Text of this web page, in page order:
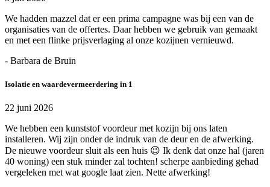
We hadden mazzel dat er een prima campagne was bij een van de
organisaties van de offertes. Daar hebben we gebruik van gemaakt
en met een flinke prijsverlaging al onze kozijnen vernieuwd.
- Barbara de Bruin
Isolatie en waardevermeerdering in 1
22 juni 2026
We hebben een kunststof voordeur met kozijn bij ons laten
installeren. Wij zijn onder de indruk van de deur en de afwerking.
De nieuwe voordeur sluit als een huis 😉 Ik denk dat onze hal (jaren
40 woning) een stuk minder zal tochten! scherpe aanbieding gehad
vergeleken met wat google laat zien. Nette afwerking!